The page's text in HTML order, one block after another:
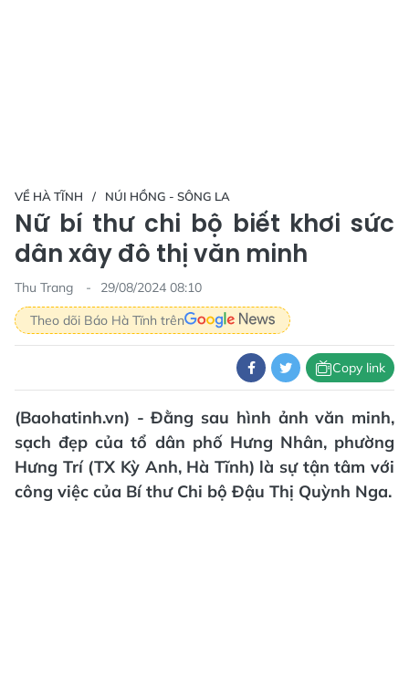
VỀ HÀ TĨNH NÚI HỒNG - SÔNG LA
Nữ bí thư chi bộ biết khơi sức
dân xây đô thị văn minh
Thu Trang
29/08/2024 08:10
Theo dõi Báo Hà Tĩnh trên
Copy link
(Baohatinh.vn) - Đằng sau hình ảnh văn minh,
sạch đẹp của tổ dân phố Hưng Nhân, phường
Hưng Trí (TX Kỳ Anh, Hà Tĩnh) là sự tận tâm với
công việc của Bí thư Chi bộ Đậu Thị Quỳnh Nga.